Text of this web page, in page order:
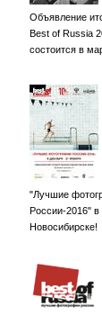
Объявление
Best of Russia
состоится в
"Лучшие
России-2016" в
Новосибирске!